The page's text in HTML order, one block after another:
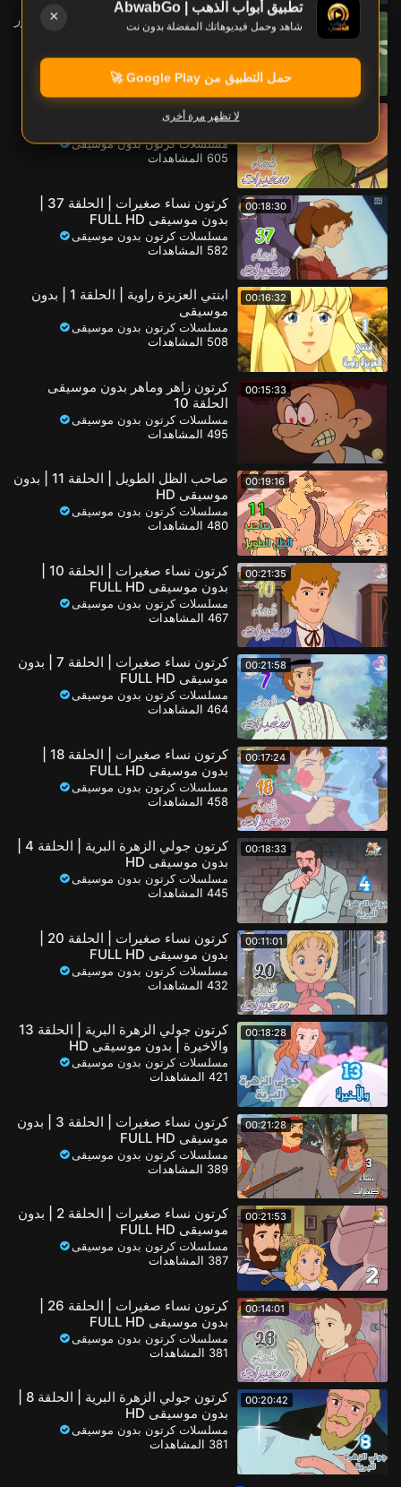
00:04:12
كرتون دمتم سالمين 34 | خلطة الزهور
| بدون موسيقى
بدون موسيقى FULL HD
مسلسلات كرتون بدون موسيقى
605 المشاهدات
00:18:30
بدون موسيقى FULL HD
مسلسلات كرتون بدون موسيقى
582 المشاهدات
00:16:32
ابنتي العزيزة راوية | الحلقة 1 | بدون
موسيقى
مسلسلات كرتون بدون موسيقى
508 المشاهدات
00:15:33
كرتون زاهر وماهر بدون موسيقى
الحلقة 10
مسلسلات كرتون بدون موسيقى
495 المشاهدات
00:19:16
صاحب الظل الطويل | الحلقة 11 | بدون
موسيقى HD
مسلسلات كرتون بدون موسيقى
480 المشاهدات
00:21:35
بدون موسيقى FULL HD
مسلسلات كرتون بدون موسيقى
467 المشاهدات
00:21:58
كرتون نساء صغيرات | الحلقة 7 | بدون
موسيقى FULL HD
مسلسلات كرتون بدون موسيقى
464 المشاهدات
00:17:24
بدون موسيقى FULL HD
مسلسلات كرتون بدون موسيقى
458 المشاهدات
00:18:33
بدون موسيقى HD
مسلسلات كرتون بدون موسيقى
445 المشاهدات
00:11:01
بدون موسيقى FULL HD
مسلسلات كرتون بدون موسيقى
432 المشاهدات
00:18:28
كرتون جولي الزهرة البرية | الحلقة 13
والاخيرة | بدون موسيقى HD
مسلسلات كرتون بدون موسيقى
421 المشاهدات
00:21:28
كرتون نساء صغيرات | الحلقة 3 | بدون
موسيقى FULL HD
مسلسلات كرتون بدون موسيقى
389 المشاهدات
00:21:53
كرتون نساء صغيرات | الحلقة 2 | بدون
موسيقى FULL HD
مسلسلات كرتون بدون موسيقى
387 المشاهدات
00:14:01
بدون موسيقى FULL HD
مسلسلات كرتون بدون موسيقى
381 المشاهدات
00:20:42
بدون موسيقى HD
مسلسلات كرتون بدون موسيقى
381 المشاهدات
تطبيق أبواب الذهب | AbwabGo
شاهد وحمل فيديوهاتك المفضلة بدون نت
×
حمل التطبيق من Google Play 🚀
لا تظهر مرة أخرى